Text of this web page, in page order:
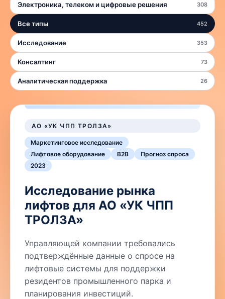
Электроника, телеком и цифровые решения 308
Все типы 452
Исследование 353
Консалтинг 73
Аналитическая поддержка 26
АО «УК ЧПП ТРОЛЗА»
Маркетинговое исследование
Лифтовое оборудование
B2B
Прогноз спроса
2023
Исследование рынка
лифтов для АО «УК ЧПП
ТРОЛЗА»
Управляющей компании требовались
подтверждённые данные о спросе на
лифтовые системы для поддержки
резидентов промышленного парка и
планирования инвестиций.